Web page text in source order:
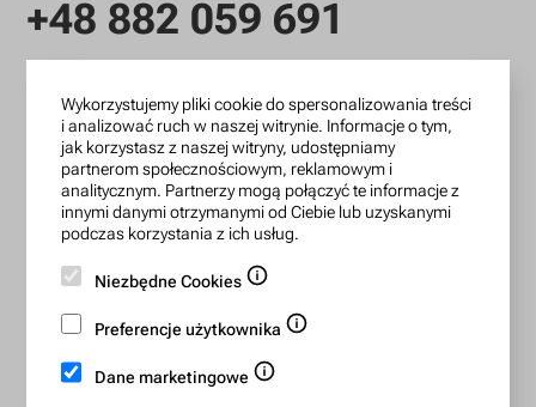
+48 882 059 691
zamowienia@lanotti.com
Pisząc w sprawie swojego zamówienia podaj w tytule
wiadomości numer, który otrzymałeś w potwierdzeniu.
Konto bankowe:
15 1140 2004 0000 3702 7470 6466
Wykorzystujemy pliki cookie do spersonalizowania treści
i analizować ruch w naszej witrynie. Informacje o tym,
jak korzystasz z naszej witryny, udostępniamy
partnerom społecznościowym, reklamowym i
analitycznym. Partnerzy mogą połączyć te informacje z
innymi danymi otrzymanymi od Ciebie lub uzyskanymi
podczas korzystania z ich usług.
Niezbędne Cookies
Preferencje użytkownika
Dane marketingowe